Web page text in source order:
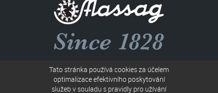
vedená u Krajského soudu v Ostravě
Tato stránka používá cookies za účelem
optimalizace efektivního poskytování
služeb v souladu s pravidly pro užívání